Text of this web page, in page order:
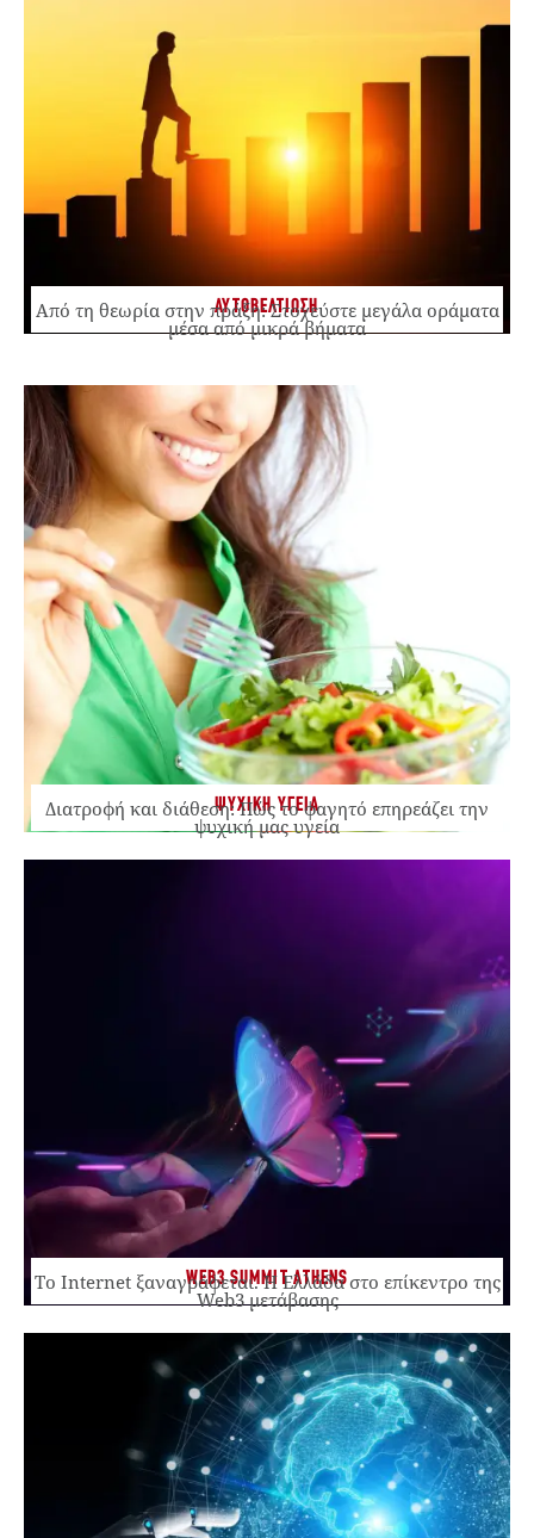
ΑΥΤΟΒΕΛΤΙΩΣΗ
Από τη θεωρία στην πράξη: Στοχεύστε μεγάλα οράματα
μέσα από μικρά βήματα
ΨΥΧΙΚΗ ΥΓΕΙΑ
Διατροφή και διάθεση: Πώς το φαγητό επηρεάζει την
ψυχική μας υγεία
WEB3 SUMMIT ATHENS
Το Internet ξαναγράφεται. Η Ελλάδα στο επίκεντρο της
Web3 μετάβασης